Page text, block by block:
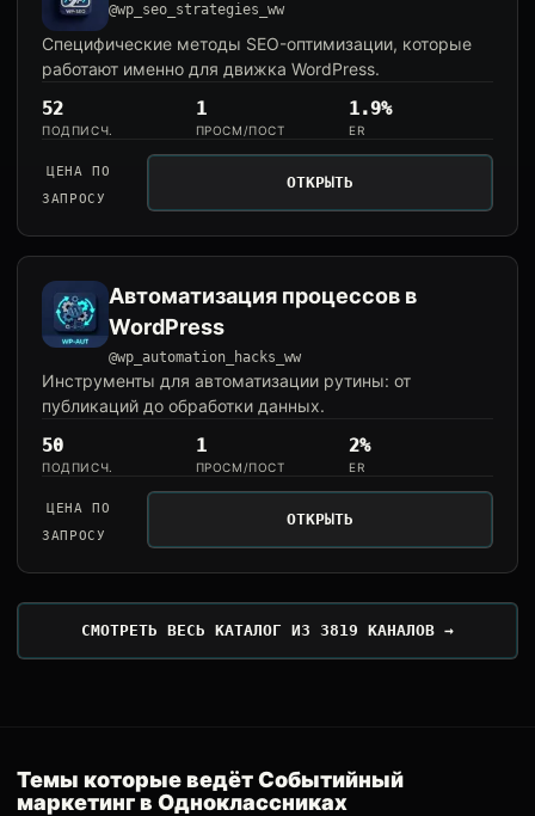
@wp_seo_strategies_ww
Специфические методы SEO-оптимизации, которые
работают именно для движка WordPress.
52
ПОДПИСЧ.
1
ПРОСМ/ПОСТ
1.9%
ER
ЦЕНА ПО
ЗАПРОСУ
ОТКРЫТЬ
Автоматизация процессов в
WordPress
@wp_automation_hacks_ww
Инструменты для автоматизации рутины: от
публикаций до обработки данных.
50
ПОДПИСЧ.
1
ПРОСМ/ПОСТ
2%
ER
ЦЕНА ПО
ЗАПРОСУ
ОТКРЫТЬ
СМОТРЕТЬ ВЕСЬ КАТАЛОГ ИЗ 3819 КАНАЛОВ →
Темы которые ведёт Событийный
маркетинг в Одноклассниках